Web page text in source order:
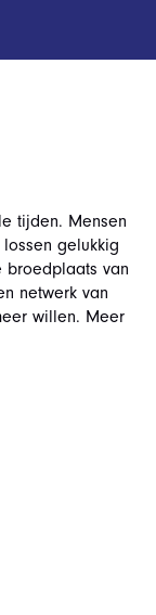
tijden. Mensen
gelukkig
broedplaats van
netwerk van
willen. Meer